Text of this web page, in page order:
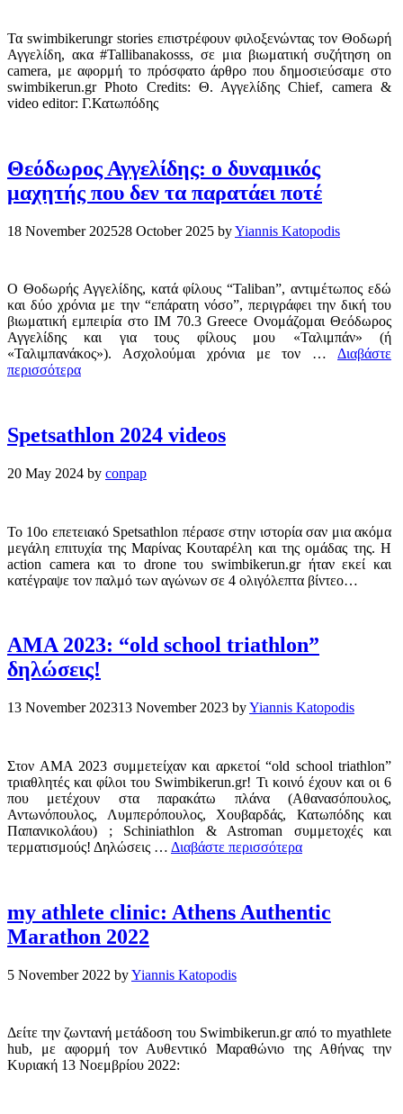
Τα swimbikerungr stories επιστρέφουν φιλοξενώντας τον Θοδωρή
Αγγελίδη, ακα #Tallibanakosss, σε μια βιωματική συζήτηση on
camera, με αφορμή το πρόσφατο άρθρο που δημοσιεύσαμε στο
swimbikerun.gr Photo Credits: Θ. Αγγελίδης Chief, camera &
video editor: Γ.Κατωπόδης
Θεόδωρος Αγγελίδης: ο δυναμικός
μαχητής που δεν τα παρατάει ποτέ
18 November 202528 October 2025 byYiannis Katopodis
Ο Θοδωρής Αγγελίδης, κατά φίλους “Taliban”, αντιμέτωπος εδώ
και δύο χρόνια με την “επάρατη νόσο”, περιγράφει την δική του
βιωματική εμπειρία στο IM 70.3 Greece Ονομάζομαι Θεόδωρος
Αγγελίδης και για τους φίλους μου «Ταλιμπάν» (ή
«Ταλιμπανάκος»). Ασχολούμαι χρόνια με τον … Διαβάστε
περισσότερα
Spetsathlon 2024 videos
20 May 2024 by conpap
Το 10ο επετειακό Spetsathlon πέρασε στην ιστορία σαν μια ακόμα
μεγάλη επιτυχία της Μαρίνας Κουταρέλη και της ομάδας της. Η
action camera και το drone του swimbikerun.gr ήταν εκεί και
κατέγραψε τον παλμό των αγώνων σε 4 ολιγόλεπτα βίντεο…
AMA 2023: “old school triathlon”
δηλώσεις!
13 November 202313 November 2023 byYiannis Katopodis
Στον ΑΜΑ 2023 συμμετείχαν και αρκετοί “old school triathlon”
τριαθλητές και φίλοι του Swimbikerun.gr! Τι κοινό έχουν και οι 6
που μετέχουν στα παρακάτω πλάνα (Αθανασόπουλος,
Αντωνόπουλος, Λυμπερόπουλος, Χουβαρδάς, Κατωπόδης και
Παπανικολάου) ; Schiniathlon & Astroman συμμετοχές και
τερματισμούς! Δηλώσεις … Διαβάστε περισσότερα
my athlete clinic: Athens Authentic
Marathon 2022
5 November 2022 byYiannis Katopodis
Δείτε την ζωντανή μετάδοση του Swimbikerun.gr από το myathlete
hub, με αφορμή τον Αυθεντικό Μαραθώνιο της Αθήνας την
Κυριακή 13 Νοεμβρίου 2022: